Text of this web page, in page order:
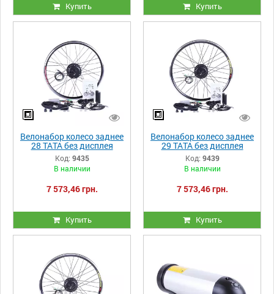
Купить Купить
Велонабор колесо заднее
28 ТАТА без дисплея
350W
Код: 9435
В наличии
7 573,46 грн.
Купить
Велонабор колесо заднее
29 ТАТА без дисплея
350W
Код: 9439
В наличии
7 573,46 грн.
Купить